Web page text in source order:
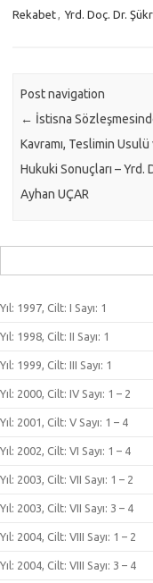
Rekabet
Yrd. Doç. Dr.
Post navigation
← İstisna
Kavramı, Teslimin Usulü
Hukuki Sonuçları – Yrd.
Ayhan UÇAR
Yıl: 1997, Cilt: I Sayı: 1
Yıl: 1998, Cilt: II Sayı: 1
Yıl: 1999, Cilt: III Sayı: 1
Yıl: 2000, Cilt: IV Sayı: 1 – 2
Yıl: 2001, Cilt: V Sayı: 1 – 4
Yıl: 2002, Cilt: VI Sayı: 1 – 4
Yıl: 2003, Cilt: VII Sayı: 1 – 2
Yıl: 2003, Cilt: VII Sayı: 3 – 4
Yıl: 2004, Cilt: VIII Sayı: 1 – 2
Yıl: 2004, Cilt: VIII Sayı: 3 – 4